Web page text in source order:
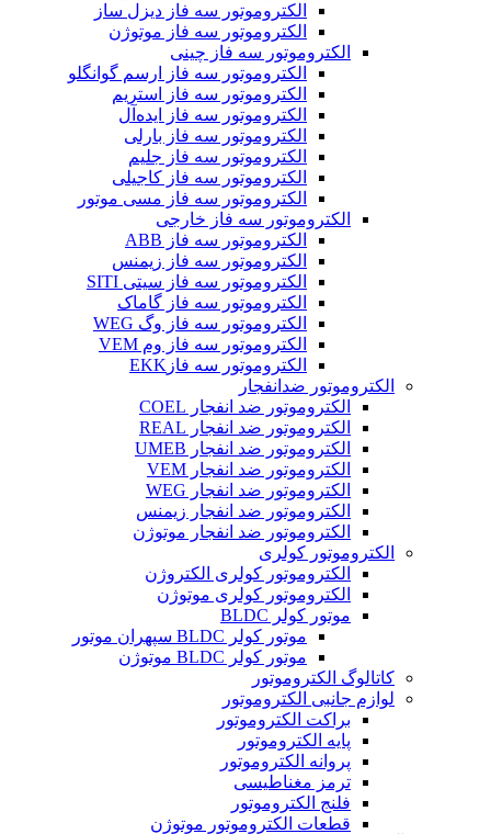
الکتروموتور سه فاز دیزل ساز
الکتروموتور سه فاز موتوژن
الکتروموتور سه فاز چینی
الکتروموتور سه فاز ارسم گوانگلو
الکتروموتور سه فاز استریم
الکتروموتور سه فاز ایده‌آل
الکتروموتور سه فاز بارلی
الکتروموتور سه فاز جلیم
الکتروموتور سه فاز کاجیلی
الکتروموتور سه فاز مسی موتور
الکتروموتور سه فاز خارجی
الکتروموتور سه فاز ABB
الکتروموتور سه فاز زیمنس
الکتروموتور سه فاز سیتی SITI
الکتروموتور سه فاز گاماک
الکتروموتور سه فاز وگ WEG
الکتروموتور سه فاز وم VEM
الکتروموتور سه فازEKK
الکتروموتور ضدانفجار
الکتروموتور ضد انفجار COEL
الکتروموتور ضد انفجار REAL
الکتروموتور ضد انفجار UMEB
الکتروموتور ضد انفجار VEM
الکتروموتور ضد انفجار WEG
الکتروموتور ضد انفجار زیمنس
الکتروموتور ضد انفجار موتوژن
الکتروموتور کولری
الکتروموتور کولری الکتروژن
الکتروموتور کولری موتوژن
موتور کولر BLDC
موتور کولر BLDC سپهران موتور
موتور کولر BLDC موتوژن
کاتالوگ الکتروموتور
لوازم جانبی الکتروموتور
براکت الکتروموتور
پایه الکتروموتور
پروانه الکتروموتور
ترمز مغناطیسی
فلنج الکتروموتور
قطعات الکتروموتور موتوژن